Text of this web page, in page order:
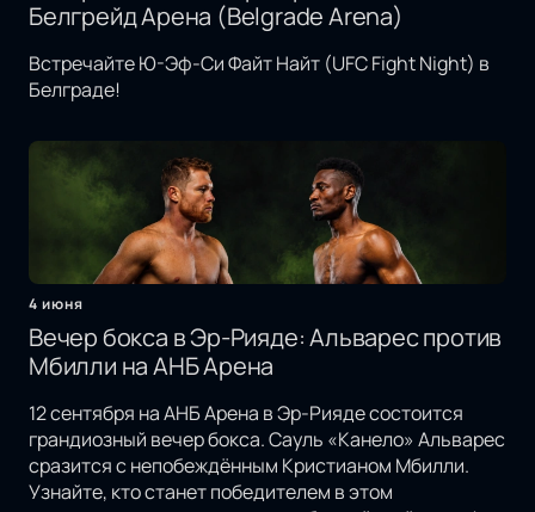
Белгрейд Арена (Belgrade Arena)
Встречайте Ю-Эф-Си Файт Найт (UFC Fight Night) в
Белграде!
4 июня
Вечер бокса в Эр-Рияде: Альварес против
Мбилли на АНБ Арена
12 сентября на АНБ Арена в Эр-Рияде состоится
грандиозный вечер бокса. Сауль «Канело» Альварес
сразится с непобеждённым Кристианом Мбилли.
Узнайте, кто станет победителем в этом